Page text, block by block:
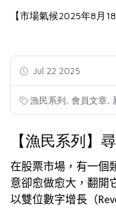
【市場氣候2025年8月
Jul 22 2025
漁民系列 會員文章
【漁民系列】
在股票市場，有一個
意卻愈做愈大，翻開
以雙位數字增長（